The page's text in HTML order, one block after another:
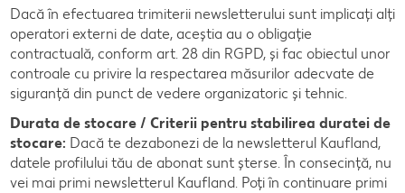
Dacă în efectuarea trimiterii newsletterului sunt implicați alți
operatori externi de date, aceștia au o obligaţie
contractuală, conform art. 28 din RGPD, şi fac obiectul unor
controale cu privire la respectarea măsurilor adecvate de
siguranţă din punct de vedere organizatoric şi tehnic.
Durata de stocare / Criterii pentru stabilirea duratei de
stocare: Dacă te dezabonezi de la newsletterul Kaufland,
datele profilului tău de abonat sunt șterse. În consecință, nu
vei mai primi newsletterul Kaufland. Poți în continuare primi